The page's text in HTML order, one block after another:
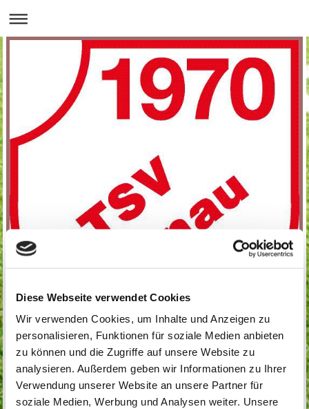
Diese Webseite verwendet Cookies
Wir verwenden Cookies, um Inhalte und Anzeigen zu
personalisieren, Funktionen für soziale Medien anbieten
zu können und die Zugriffe auf unsere Website zu
analysieren. Außerdem geben wir Informationen zu Ihrer
Verwendung unserer Website an unsere Partner für
soziale Medien, Werbung und Analysen weiter. Unsere